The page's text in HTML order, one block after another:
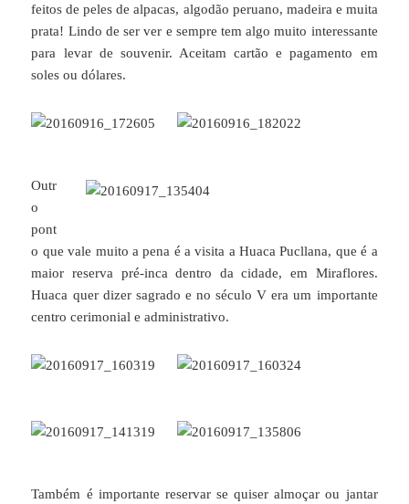
feitos de peles de alpacas, algodão peruano, madeira e muita
prata! Lindo de ser ver e sempre tem algo muito interessante
para levar de souvenir. Aceitam cartão e pagamento em
soles ou dólares.
Outr
o
pont
o que vale muito a pena é a visita a Huaca Pucllana, que é a
maior reserva pré-inca dentro da cidade, em Miraflores.
Huaca quer dizer sagrado e no século V era um importante
centro cerimonial e administrativo.
Também é importante reservar se quiser almoçar ou jantar